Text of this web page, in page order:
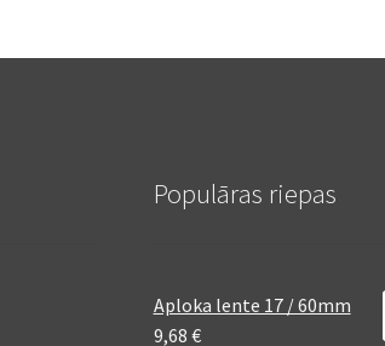
Populāras riepas
Aploka lente 17 / 60mm
9,68 €